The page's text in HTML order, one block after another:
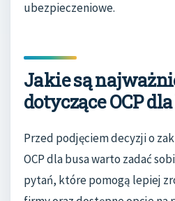
ubezpieczeniowe.
Jakie są
dotyczące OCP
Przed podjęciem decyzji o
OCP dla busa warto zadać
pytań, które pomogą lepiej